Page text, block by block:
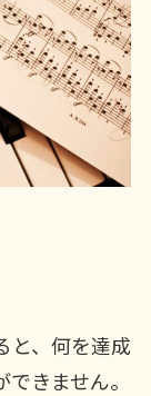
と、何を達成
きません。